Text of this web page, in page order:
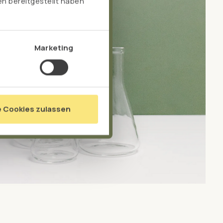
Marketing
Cookies zulassen